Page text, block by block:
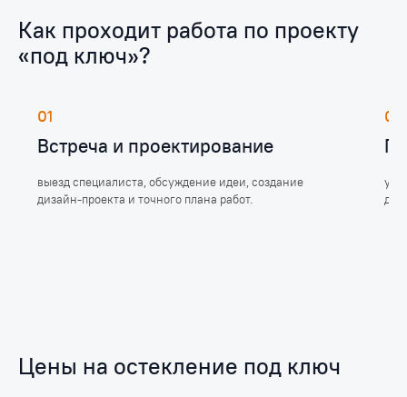
Как проходит работа по проекту
«под ключ»?
01
Встреча и проектирование
выезд специалиста, обсуждение идеи, создание
дизайн-проекта и точного плана работ.
02
Цены на остекление под ключ